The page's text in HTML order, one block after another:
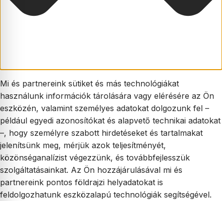
Mi és partnereink sütiket és más technológiákat
használunk információk tárolására vagy elérésére az Ön
eszközén, valamint személyes adatokat dolgozunk fel –
például egyedi azonosítókat és alapvető technikai adatokat
–, hogy személyre szabott hirdetéseket és tartalmakat
jelenítsünk meg, mérjük azok teljesítményét,
közönséganalízist végezzünk, és továbbfejlesszük
szolgáltatásainkat. Az Ön hozzájárulásával mi és
partnereink pontos földrajzi helyadatokat is
feldolgozhatunk eszközalapú technológiák segítségével.